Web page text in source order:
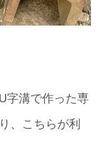
字溝で作った専
、こちらが利